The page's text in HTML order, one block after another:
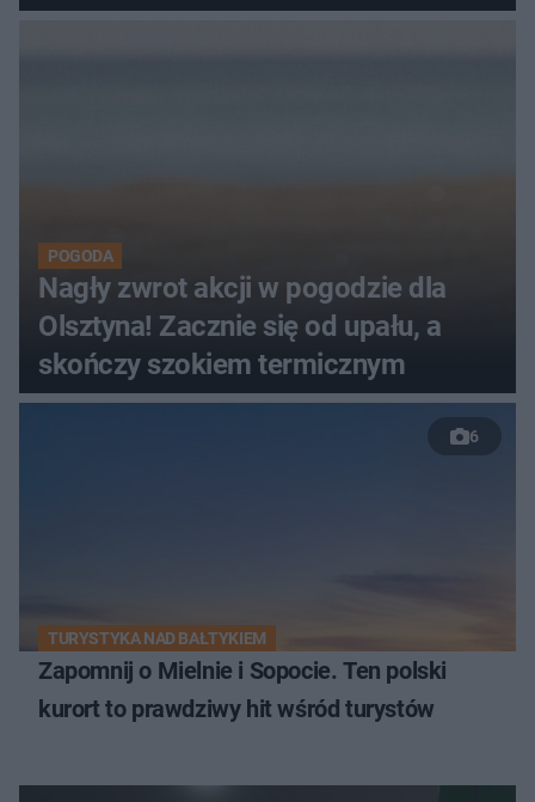
POGODA
Nagły zwrot akcji w pogodzie dla
Olsztyna! Zacznie się od upału, a
skończy szokiem termicznym
6
TURYSTYKA NAD BAŁTYKIEM
Zapomnij o Mielnie i Sopocie. Ten polski
kurort to prawdziwy hit wśród turystów